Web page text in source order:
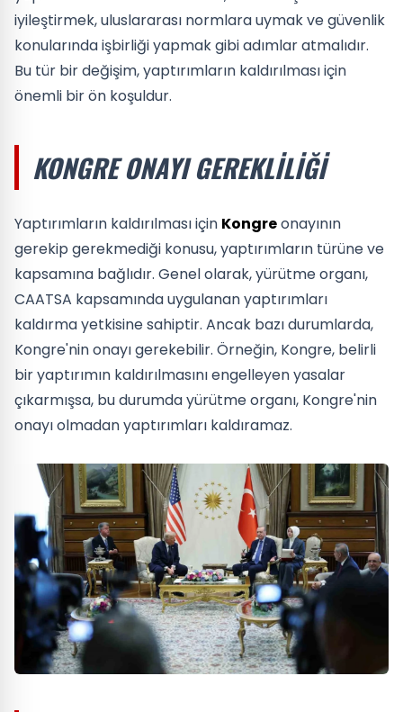
iyileştirmek, uluslararası normlara uymak ve güvenlik
konularında işbirliği yapmak gibi adımlar atmalıdır.
Bu tür bir değişim, yaptırımların kaldırılması için
önemli bir ön koşuldur.
KONGRE ONAYI GEREKLILIĞI
Yaptırımların kaldırılması için Kongreonayının
gerekip gerekmediği konusu, yaptırımların türüne ve
kapsamına bağlıdır. Genel olarak, yürütme organı,
CAATSA kapsamında uygulanan yaptırımları
kaldırma yetkisine sahiptir. Ancak bazı durumlarda,
Kongre'nin onayı gerekebilir. Örneğin, Kongre, belirli
bir yaptırımın kaldırılmasını engelleyen yasalar
çıkarmışsa, bu durumda yürütme organı, Kongre'nin
onayı olmadan yaptırımları kaldıramaz.